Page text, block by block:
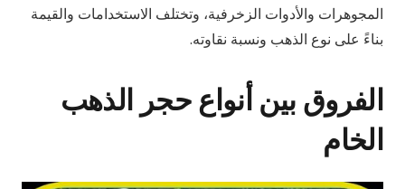
المجوهرات والأدوات الزخرفية، وتختلف الاستخدامات والقيمة
بناءً على نوع الذهب ونسبة نقاوته.
الفروق بين أنواع حجر الذهب
الخام